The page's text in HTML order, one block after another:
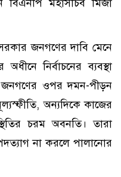
বিএনপি মহাসচিব মির্জা
জনগণের দাবি মেনে
নির্বাচনের ব্যবস্থা
জনগণের ওপর দমন-পীড়ন
অন্যদিকে কাজের
চরম অবনতি। তারা
না করলে পালানোর